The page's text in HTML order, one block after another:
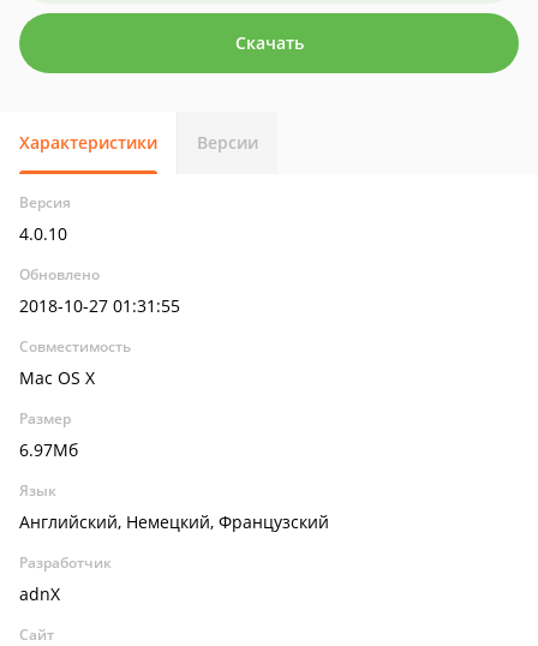
Скачать
Характеристики Версии
Версия
4.0.10
Обновлено
2018-10-27 01:31:55
Совместимость
Mac OS X
Размер
6.97Мб
Язык
Английский, Немецкий, Французский
Разработчик
adnX
Сайт